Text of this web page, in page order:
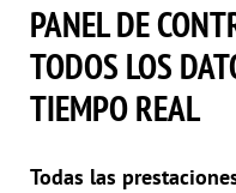
PANEL DE
TODOS LOS
TIEMPO REAL
Todas las